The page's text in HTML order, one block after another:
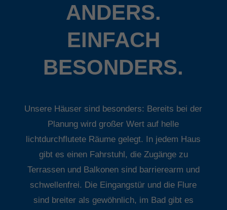
ANDERS.
EINFACH
BESONDERS.
Unsere Häuser sind besonders: Bereits bei der
Planung wird großer Wert auf helle
lichtdurchflutete Räume gelegt. In jedem Haus
gibt es einen Fahrstuhl, die Zugänge zu
Terrassen und Balkonen sind barrierearm und
schwellenfrei. Die Eingangstür und die Flure
sind breiter als gewöhnlich, im Bad gibt es